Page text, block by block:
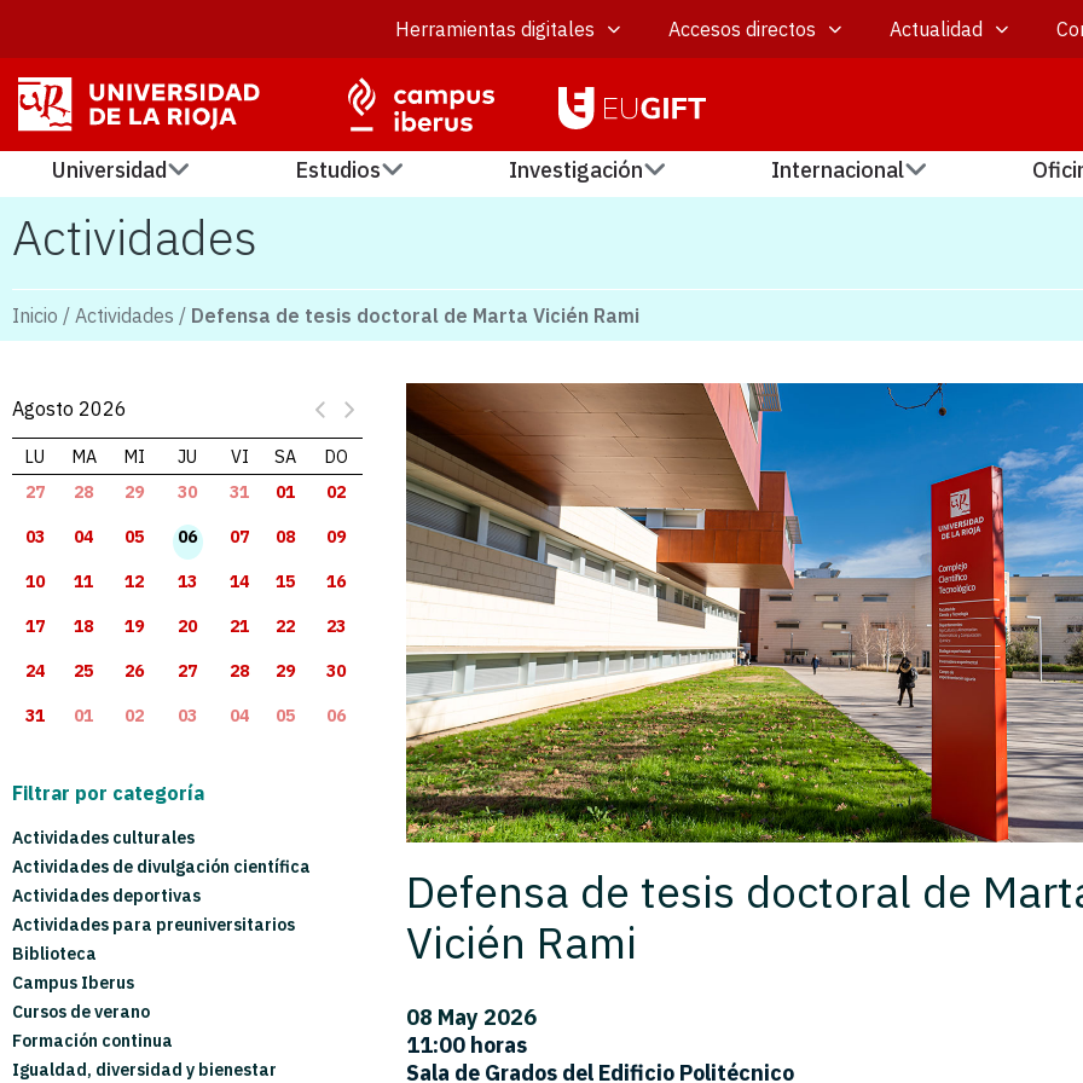
Herramientas digitales Accesos directos Actualidad
Universidad Estudios Investigación Internacional
Actividades
Inicio / Actividades / Defensa de tesis doctoral de Marta Vicién Rami
Agosto 2026
LU MA MI JU VI SA DO
27 28 29 30 31 01 02
03 04 05 06 07 08 09
10 11 12 13 14 15 16
17 18 19 20 21 22 23
24 25 26 27 28 29 30
31 01 02 03 04 05 06
Filtrar por categoría
Actividades culturales
Actividades de divulgación científica
Actividades deportivas
Actividades para preuniversitarios
Biblioteca
Campus Iberus
Cursos de verano
Formación continua
Igualdad, diversidad y bienestar
Defensa de tesis doctoral de
Vicién Rami
08 May 2026
11:00 horas
Sala de Grados del Edificio Politécnico